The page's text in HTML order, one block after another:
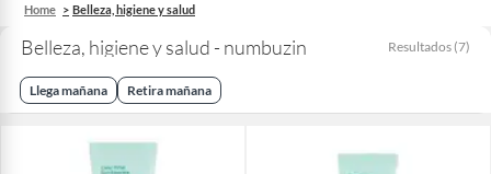
Home Belleza, higiene y salud
Belleza, higiene y salud - numbuzin Resultados (7)
Llega mañana Retira mañana